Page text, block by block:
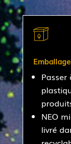
Passer
NEO
livré